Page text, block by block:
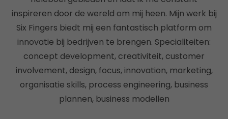
inspireren door de wereld om mij heen. Mijn werk bij
Six Fingers biedt mij een fantastisch platform om
innovatie bij bedrijven te brengen. Specialiteiten:
concept development, creativiteit, customer
involvement, design, focus, innovation, marketing,
organisatie skills, process engineering, business
plannen, business modellen